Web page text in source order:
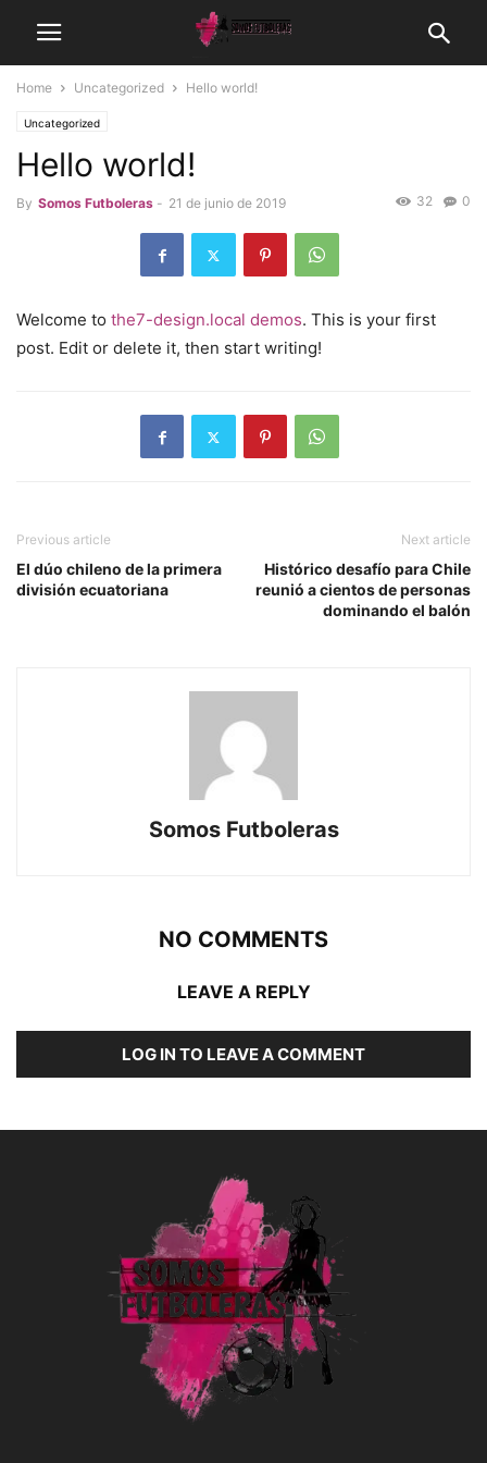
Home Uncategorized Hello world!
Uncategorized
Hello world!
By Somos Futboleras - 21 de junio de 2019 0
32
Welcome to the7-design.local demos. This is your first
post. Edit or delete it, then start writing!
Previous article
El dúo chileno de la primera
división ecuatoriana
Next article
Histórico desafío para Chile
reunió a cientos de personas
dominando el balón
Somos Futboleras
NO COMMENTS
LEAVE A REPLY
LOG IN TO LEAVE A COMMENT